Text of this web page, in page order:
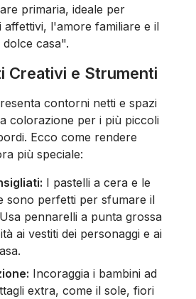
primaria, ideale per
affettivi, l'amore familiare e il
casa".
Creativi e Strumenti
contorni netti e spazi
colorazione per i più piccoli
Ecco come rendere
più speciale:
I pastelli a cera e le
sono perfetti per sfumare il
pennarelli a punta grossa
ai vestiti dei personaggi e ai
Incoraggia i bambini ad
extra, come il sole, fiori